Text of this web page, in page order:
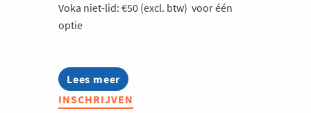
Voka niet-lid: €50 (excl. btw) voor één
optie
Lees meer
about
Afterwork
@
INSCHRIJVEN